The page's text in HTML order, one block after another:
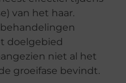
van het haar.
doelgebied
niet al het
groeifase bevindt.